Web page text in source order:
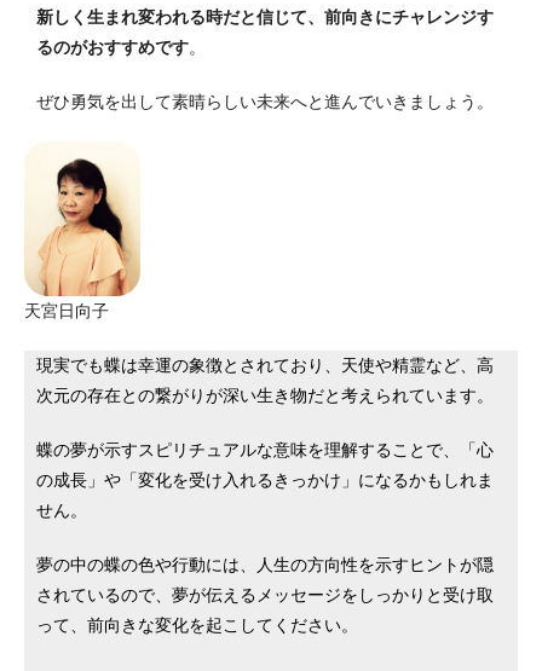
新しく生まれ変われる時だと信じて、前向きにチャレンジす
るのがおすすめです。
ぜひ勇気を出して素晴らしい未来へと進んでいきましょう。
天宮日向子
現実でも蝶は幸運の象徴とされており、天使や精霊など、高
次元の存在との繋がりが深い生き物だと考えられています。
蝶の夢が示すスピリチュアルな意味を理解することで、「心
の成長」や「変化を受け入れるきっかけ」になるかもしれま
せん。
夢の中の蝶の色や行動には、人生の方向性を示すヒントが隠
されているので、夢が伝えるメッセージをしっかりと受け取
って、前向きな変化を起こしてください。